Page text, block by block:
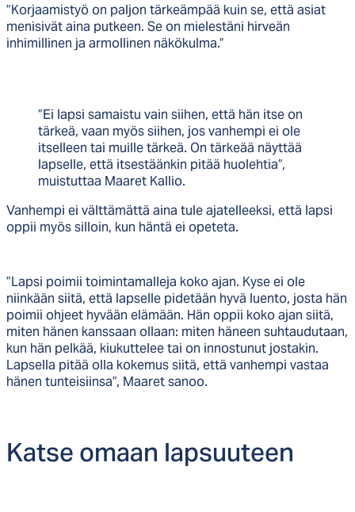
”Korjaamistyö on paljon tärkeämpää kuin se, että asiat
menisivät aina putkeen. Se on mielestäni hirveän
inhimillinen ja armollinen näkökulma.”
”Ei lapsi samaistu vain siihen, että hän itse on
tärkeä, vaan myös siihen, jos vanhempi ei ole
itselleen tai muille tärkeä. On tärkeää näyttää
lapselle, että itsestäänkin pitää huolehtia”,
muistuttaa Maaret Kallio.
Vanhempi ei välttämättä aina tule ajatelleeksi, että lapsi
oppii myös silloin, kun häntä ei opeteta.
”Lapsi poimii toimintamalleja koko ajan. Kyse ei ole
niinkään siitä, että lapselle pidetään hyvä luento, josta hän
poimii ohjeet hyvään elämään. Hän oppii koko ajan siitä,
miten hänen kanssaan ollaan: miten häneen suhtaudutaan,
kun hän pelkää, kiukuttelee tai on innostunut jostakin.
Lapsella pitää olla kokemus siitä, että vanhempi vastaa
hänen tunteisiinsa”, Maaret sanoo.
Kat­se omaan lap­suu­teen